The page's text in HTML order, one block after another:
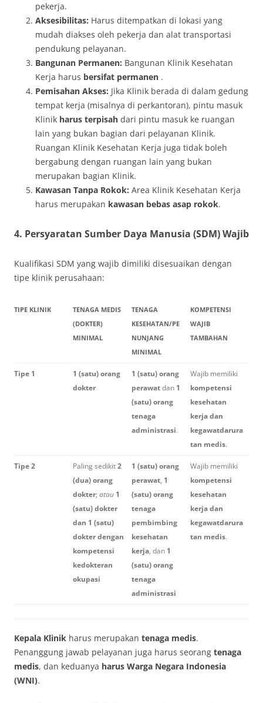
pekerja.
Aksesibilitas: Harus ditempatkan di lokasi yang
mudah diakses oleh pekerja dan alat transportasi
pendukung pelayanan.
Bangunan Permanen: Bangunan Klinik Kesehatan
Kerja harus bersifat permanen .
Pemisahan Akses: Jika Klinik berada di dalam gedung
tempat kerja (misalnya di perkantoran), pintu masuk
Klinik harus terpisah dari pintu masuk ke ruangan
lain yang bukan bagian dari pelayanan Klinik.
Ruangan Klinik Kesehatan Kerja juga tidak boleh
bergabung dengan ruangan lain yang bukan
merupakan bagian Klinik.
Kawasan Tanpa Rokok: Area Klinik Kesehatan Kerja
harus merupakan kawasan bebas asap rokok.
4. Persyaratan Sumber Daya Manusia (SDM) Wajib
Kualifikasi SDM yang wajib dimiliki disesuaikan dengan
tipe klinik perusahaan:
TIPE KLINIK
TENAGA MEDIS
(DOKTER)
MINIMAL
TENAGA
KESEHATAN/PE
NUNJANG
MINIMAL
KOMPETENSI
WAJIB
TAMBAHAN
Tipe 1
1 (satu) orang
dokter
1 (satu) orang
perawatdan 1
(satu) orang
tenaga
administrasi.
Wajib memiliki
kompetensi
kesehatan
kerja dan
kegawatdarura
tan medis.
Tipe 2 Paling sedikit2
(dua) orang
dokter; atau 1
(satu) dokter
dan 1 (satu)
dokter dengan
kompetensi
kedokteran
okupasi
1 (satu) orang
perawat, 1
(satu) orang
tenaga
pembimbing
kesehatan
kerja, dan 1
(satu) orang
tenaga
administrasi
Wajib memiliki
kompetensi
kesehatan
kerja dan
kegawatdarura
tan medis.
Kepala Klinik harus merupakan tenaga medis.
Penanggung jawab pelayanan juga harus seorang tenaga
medis, dan keduanya harus Warga Negara Indonesia
(WNI).